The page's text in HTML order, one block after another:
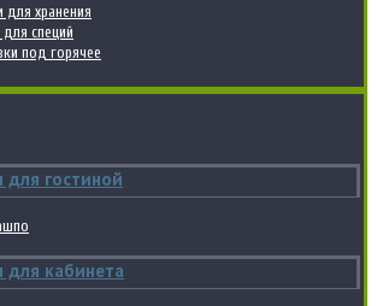
для хранения
специй
под горячее
для гостиной
для кабинета